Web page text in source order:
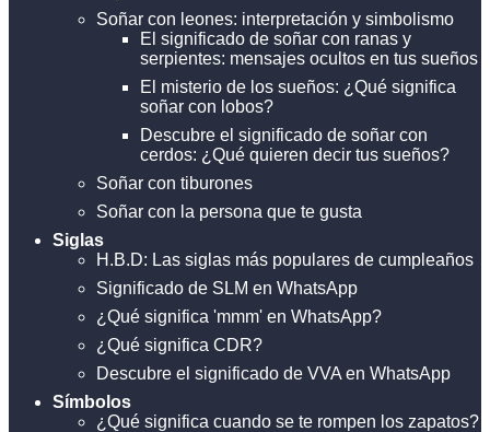
Soñar con leones: interpretación y simbolismo
El significado de soñar con ranas y
serpientes: mensajes ocultos en tus sueños
El misterio de los sueños: ¿Qué significa
soñar con lobos?
Descubre el significado de soñar con
cerdos: ¿Qué quieren decir tus sueños?
Soñar con tiburones
Soñar con la persona que te gusta
Siglas
H.B.D: Las siglas más populares de cumpleaños
Significado de SLM en WhatsApp
¿Qué significa 'mmm' en WhatsApp?
¿Qué significa CDR?
Descubre el significado de VVA en WhatsApp
Símbolos
¿Qué significa cuando se te rompen los zapatos?